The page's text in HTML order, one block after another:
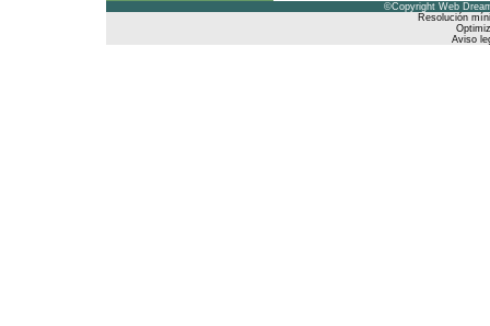
©Copyright Web
Resolución
Aviso